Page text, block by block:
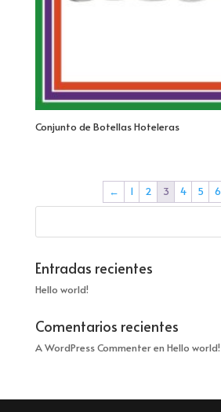
Conjunto de Botellas Hoteleras
← 1 2 3 4 5 6
Entradas recientes
Hello world!
Comentarios recientes
A WordPress Commenteren Hello world!